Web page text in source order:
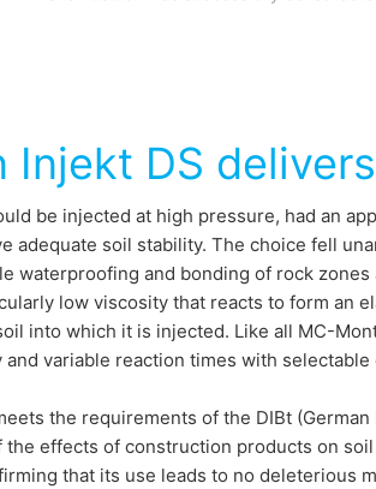
Injekt DS delivers
be injected at high pressure, had an
adequate soil stability. The choice fell
waterproofing and bonding of rock zones
low viscosity that reacts to form an
into which it is injected. Like all MC-
variable reaction times with selectable
the requirements of the DIBt
effects of construction products on
that its use leads to no deleterious